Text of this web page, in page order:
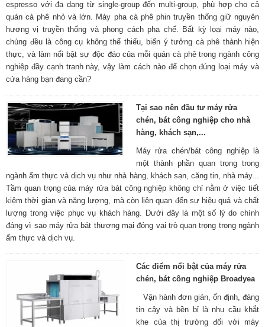
espresso với đa dạng từ single-group đến multi-group, phù hợp cho cả
quán cà phê nhỏ và lớn. Máy pha cà phê phin truyền thống giữ nguyên
hương vị truyền thống và phong cách pha chế. Bất kỳ loại máy nào,
chúng đều là công cụ không thể thiếu, biến ý tưởng cà phê thành hiện
thực, và làm nổi bật sự độc đáo của mỗi quán cà phê trong ngành công
nghiệp đầy cạnh tranh này, vậy làm cách nào để chọn đúng loại máy và
cửa hàng bạn đang cần?
Tại sao nên đầu tư máy rửa
chén, bát công nghiệp cho nhà
hàng, khách sạn,...
Máy rửa chén/bát công nghiệp là
một thành phần quan trọng trong
ngành ẩm thực và dịch vụ như nhà hàng, khách sạn, căng tin, nhà máy...
Tầm quan trọng của máy rửa bát công nghiệp không chỉ nằm ở việc tiết
kiệm thời gian và năng lượng, mà còn liên quan đến sự hiệu quả và chất
lượng trong việc phục vụ khách hàng. Dưới đây là một số lý do chính
đáng vì sao máy rửa bát thương mại đóng vai trò quan trọng trong ngành
ẩm thực và dịch vụ.
Các điểm nổi bật của máy rửa
chén, bát công nghiệp Broadyea
Vận hành đơn giản, ổn định, đáng
tin cậy và bền bỉ là nhu cầu khắt
khe của thị trường đối với máy